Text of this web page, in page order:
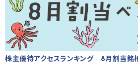
株主優待アクセスランキング 8月割当銘